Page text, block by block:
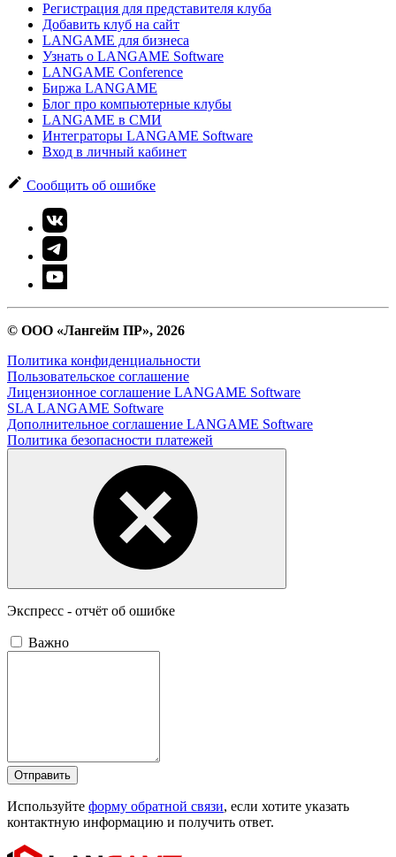
Регистрация для представителя клуба
Добавить клуб на сайт
LANGAME для бизнеса
Узнать о LANGAME Software
LANGAME Conference
Биржа LANGAME
Блог про компьютерные клубы
LANGAME в СМИ
Интеграторы LANGAME Software
Вход в личный кабинет
Сообщить об ошибке
© ООО «Лангейм ПР», 2026
Политика конфиденциальности
Пользовательское соглашение
Лицензионное соглашение LANGAME Software
SLA LANGAME Software
Дополнительное соглашение LANGAME Software
Политика безопасности платежей
Экспресс - отчёт об ошибке
Важно
Отправить
Используйте форму обратной связи, если хотите указать
контактную информацию и получить ответ.